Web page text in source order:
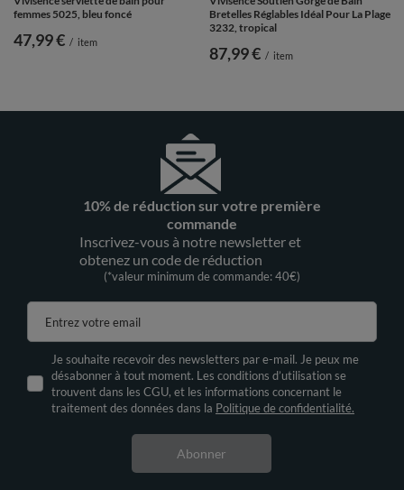
femmes 5025, bleu foncé
47,99 € / item
Bretelles Réglables Idéal Pour La Plage
3232, tropical
87,99 € / item
10% de réduction sur votre première
commande
Inscrivez-vous à notre newsletter et
obtenez un code de réduction
(*valeur minimum de commande: 40€)
Entrez votre email
Je souhaite recevoir des newsletters par e-mail. Je peux me
désabonner à tout moment. Les conditions d’utilisation se
trouvent dans les CGU, et les informations concernant le
traitement des données dans la Politique de confidentialité.
Abonner